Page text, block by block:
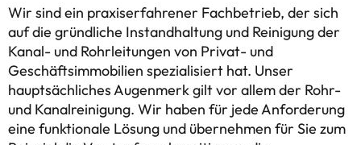
Wir sind ein praxiserfahrener Fachbetrieb, der sich
auf die gründliche Instandhaltung und Reinigung der
Kanal- und Rohrleitungen von Privat- und
Geschäftsimmobilien spezialisiert hat. Unser
hauptsächliches Augenmerk gilt vor allem der Rohr-
und Kanalreinigung. Wir haben für jede Anforderung
eine funktionale Lösung und übernehmen für Sie zum